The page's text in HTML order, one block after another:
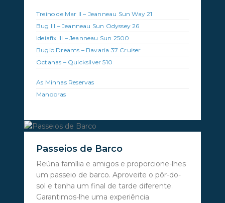
Treino de Mar II – Jeanneau Sun Way 21
Bug III – Jeanneau Sun Odyssey 26
Ideiafix III – Jeanneau Sun 2500
Bugio Dreams – Bavaria 37 Cruiser
Octanas – Quicksilver 510
As Minhas Reservas
Manobras
Passeios de Barco
Reúna família e amigos e proporcione-lhes
um passeio de barco. Aproveite o pôr-do-
sol e tenha um final de tarde diferente.
Garantimos-lhe uma experiência